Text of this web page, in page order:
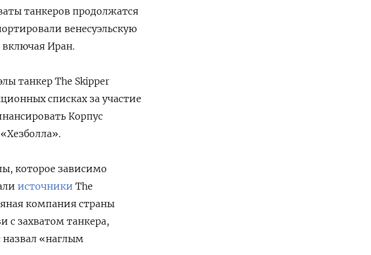
танкеров продолжатся
венесуэльскую
включая Иран.
танкер The Skipper
списках за участие
Корпус
которое зависимо
источники The
компания страны
с захватом танкера,
назвал «наглым